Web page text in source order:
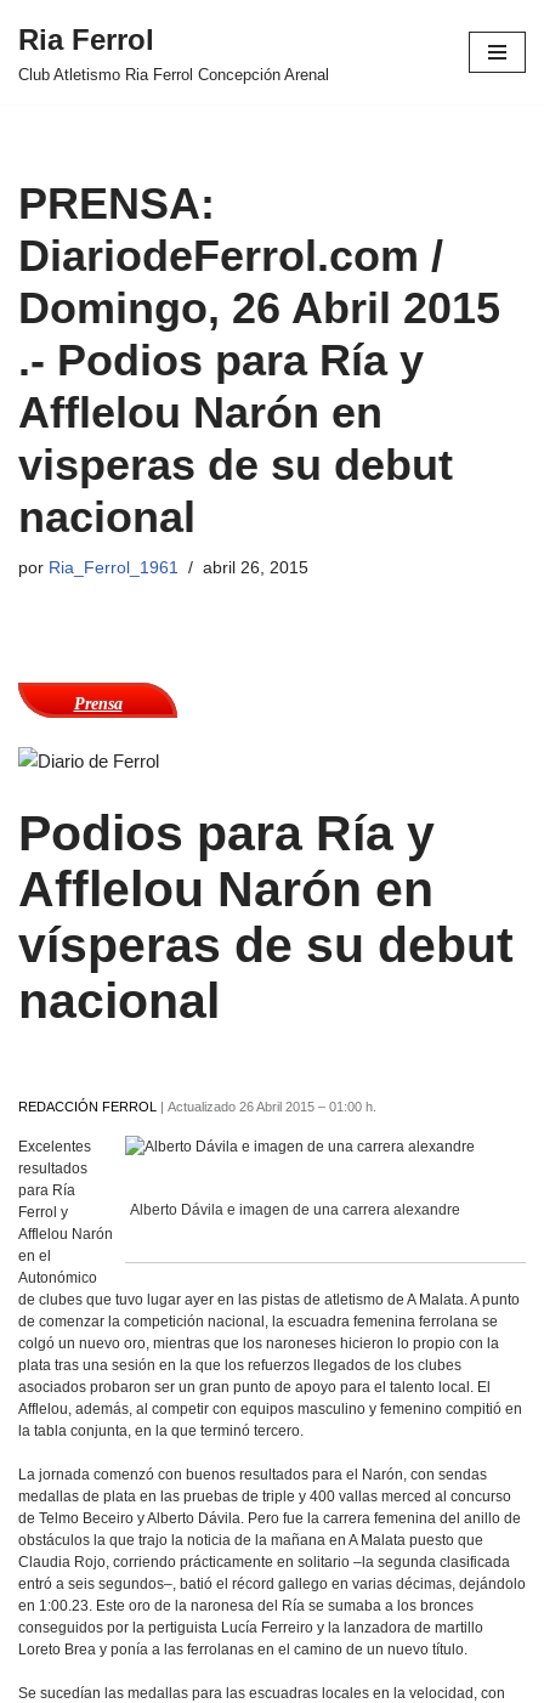
Saltar
Ria Ferrol
Club Atletismo Ria Ferrol Concepción Arenal
PRENSA:
DiariodeFerrol.com /
Domingo, 26 Abril 2015
.- Podios para Ría y
Afflelou Narón en
visperas de su debut
nacional
por Ria_Ferrol_1961 abril 26, 2015
Prensa
Podios para Ría y
Afflelou Narón en
vísperas de su debut
nacional
REDACCIÓN FERROL | Actualizado 26 Abril 2015 – 01:00 h.
Alberto Dávila e imagen de una carrera alexandre
Excelentes
resultados
para Ría
Ferrol y
Afflelou Narón
en el
Autonómico
de clubes que tuvo lugar ayer en las pistas de atletismo de A Malata. A punto
de comenzar la competición nacional, la escuadra femenina ferrolana se
colgó un nuevo oro, mientras que los naroneses hicieron lo propio con la
plata tras una sesión en la que los refuerzos llegados de los clubes
asociados probaron ser un gran punto de apoyo para el talento local. El
Afflelou, además, al competir con equipos masculino y femenino compitió en
la tabla conjunta, en la que terminó tercero.
La jornada comenzó con buenos resultados para el Narón, con sendas
medallas de plata en las pruebas de triple y 400 vallas merced al concurso
de Telmo Beceiro y Alberto Dávila. Pero fue la carrera femenina del anillo de
obstáculos la que trajo la noticia de la mañana en A Malata puesto que
Claudia Rojo, corriendo prácticamente en solitario –la segunda clasificada
entró a seis segundos–, batió el récord gallego en varias décimas, dejándolo
en 1:00.23. Este oro de la naronesa del Ría se sumaba a los bronces
conseguidos por la pertiguista Lucía Ferreiro y la lanzadora de martillo
Loreto Brea y ponía a las ferrolanas en el camino de un nuevo título.
Se sucedían las medallas para las escuadras locales en la velocidad, con